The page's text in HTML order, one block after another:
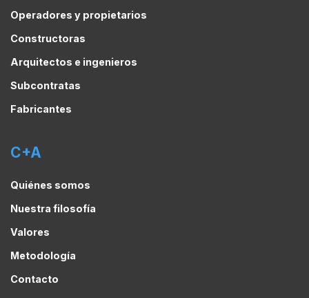
Operadores y propietarios
Constructoras
Arquitectos e ingenieros
Subcontratas
Fabricantes
C+A
Quiénes somos
Nuestra filosofía
Valores
Metodología
Contacto